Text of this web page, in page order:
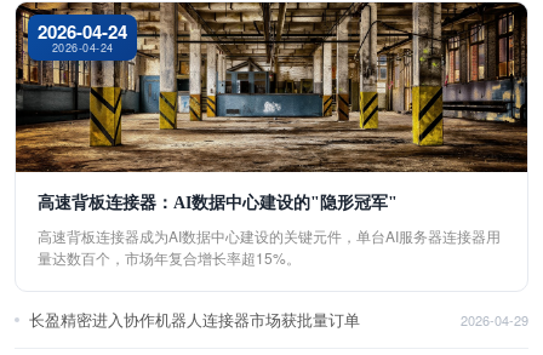
2026-04-24
2026-04-24
高速背板连接器：AI数据中心建设的"隐形冠军"
高速背板连接器成为AI数据中心建设的关键元件，单台AI服务器连接器用
量达数百个，市场年复合增长率超15%。
长盈精密进入协作机器人连接器市场获批量订单 2026-04-29